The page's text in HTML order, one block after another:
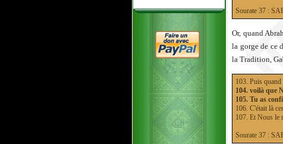
Sourate 37 :
Or, quand
la gorge de ce
la Tradition,
103. Puis
104. voilà que
105. Tu as
106. C'était là
107. Et Nous le
Sourate 37 :